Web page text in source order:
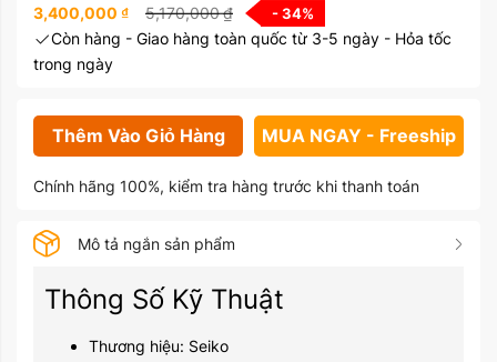
3,400,000 ₫ 5,170,000₫ - 34%
Còn hàng - Giao hàng toàn quốc từ 3-5 ngày - Hỏa tốc
trong ngày
Thêm Vào Giỏ Hàng MUA NGAY - Freeship
Chính hãng 100%, kiểm tra hàng trước khi thanh toán
Mô tả ngắn sản phẩm
Thông Số Kỹ Thuật
Thương hiệu: Seiko